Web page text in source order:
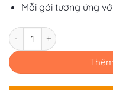
Mỗi gói tương ứng
Số lượng